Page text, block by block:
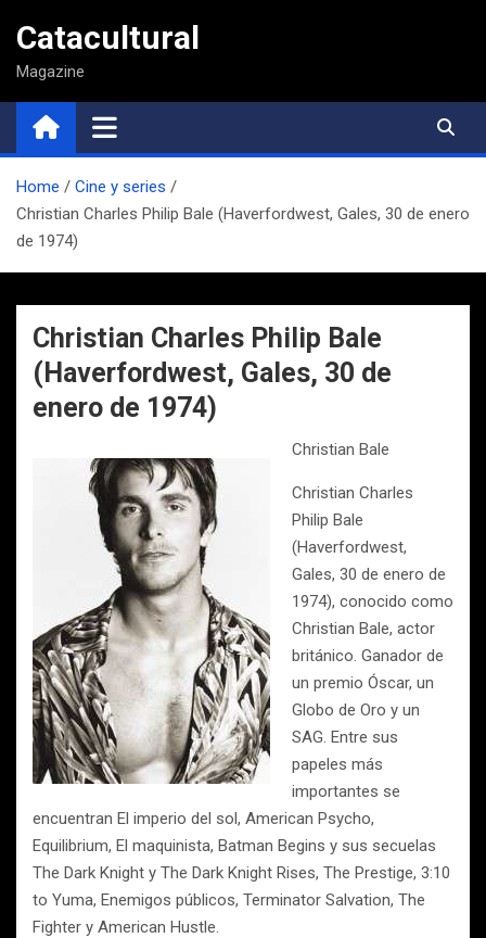
contenido
Catacultural
Magazine
Home
Cine y series
Christian Charles Philip Bale (Haverfordwest, Gales, 30 de enero
de 1974)
Christian Charles Philip Bale
(Haverfordwest, Gales, 30 de
enero de 1974)
Christian Bale
Christian Charles
Philip Bale
(Haverfordwest,
Gales, 30 de enero de
1974), conocido como
Christian Bale, actor
británico. Ganador de
un premio Óscar, un
Globo de Oro y un
SAG. Entre sus
papeles más
importantes se
encuentran El imperio del sol, American Psycho,
Equilibrium, El maquinista, Batman Begins y sus secuelas
The Dark Knight y The Dark Knight Rises, The Prestige, 3:10
to Yuma, Enemigos públicos, Terminator Salvation, The
Fighter y American Hustle.